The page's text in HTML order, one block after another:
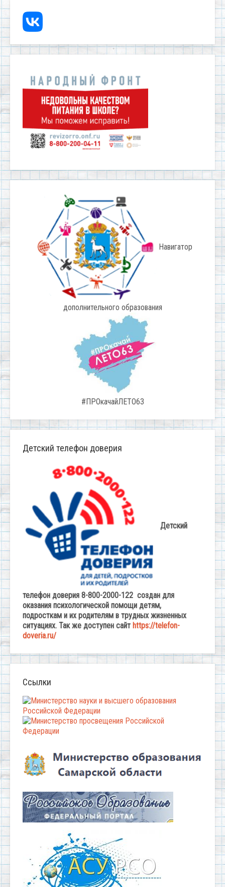
Навигатор
дополнительного образования
#ПРОкачайЛЕТО63
Детский телефон доверия
Детский
телефон доверия 8-800-2000-122 создан для
оказания психологической помощи детям,
подросткам и их родителям в трудных жизненных
ситуациях. Так же доступен сайт https://telefon-
doveria.ru/
Ссылки